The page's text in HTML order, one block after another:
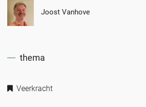
Joost Vanhove
thema
Veerkracht